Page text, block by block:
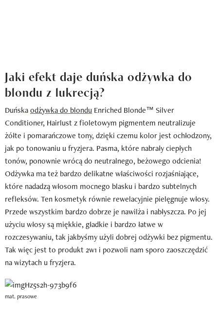
Jaki efekt daje duńska odżywka do
blondu z lukrecją?
Duńskaodżywka do blondu Enriched Blonde™ Silver
Conditioner, Hairlust z fioletowym pigmentem neutralizuje
żółte i pomarańczowe tony, dzięki czemu kolor jest ochłodzony,
jak po tonowaniu u fryzjera. Pasma, które nabrały ciepłych
tonów, ponownie wrócą do neutralnego, beżowego odcienia!
Odżywka ma też bardzo delikatne właściwości rozjaśniające,
które nadadzą włosom mocnego blasku i bardzo subtelnych
refleksów. Ten kosmetyk równie rewelacyjnie pielęgnuje włosy.
Przede wszystkim bardzo dobrze je nawilża i nabłyszcza. Po jej
użyciu włosy są miękkie, gładkie i bardzo łatwe w
rozczesywaniu, tak jakbyśmy użyli dobrej odżywki bez pigmentu.
Tak więc jest to produkt 2w1 i pozwoli nam sporo zaoszczędzić
na wizytach u fryzjera.
mat. prasowe